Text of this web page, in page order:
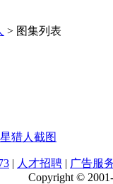
> 图集列表
猎人截图
| 人才招聘 | 广告服
Copyright ©